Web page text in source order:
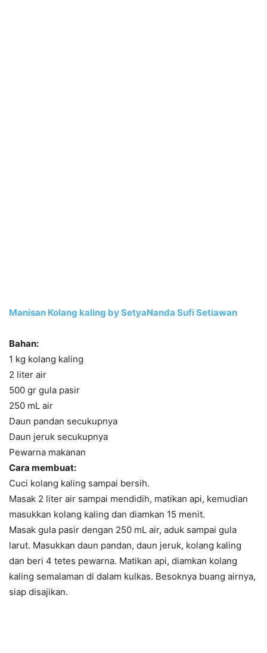
Manisan Kolang kaling by SetyaNanda Sufi Setiawan
Bahan:
1 kg kolang kaling
2 liter air
500 gr gula pasir
250 mL air
Daun pandan secukupnya
Daun jeruk secukupnya
Pewarna makanan
Cara membuat:
Cuci kolang kaling sampai bersih.
Masak 2 liter air sampai mendidih, matikan api, kemudian
masukkan kolang kaling dan diamkan 15 menit.
Masak gula pasir dengan 250 mL air, aduk sampai gula
larut. Masukkan daun pandan, daun jeruk, kolang kaling
dan beri 4 tetes pewarna. Matikan api, diamkan kolang
kaling semalaman di dalam kulkas. Besoknya buang airnya,
siap disajikan.